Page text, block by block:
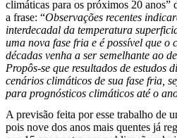
climáticas para os próximos 20 anos”
a frase: “Observações recentes
interdecadal da temperatura
uma nova fase fria e é possível que o
décadas venha a ser semelhante ao
Propôs-se que resultados de estudos
cenários climáticos de sua fase fria,
para prognósticos climáticos até o
A previsão feita por esse trabalho de
pois nove dos anos mais quentes já